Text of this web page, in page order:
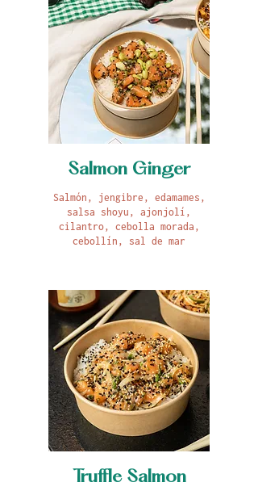
Salmon Ginger
Salmón, jengibre, edamames,
salsa shoyu, ajonjolí,
cilantro, cebolla morada,
cebollín, sal de mar
Truffle Salmon